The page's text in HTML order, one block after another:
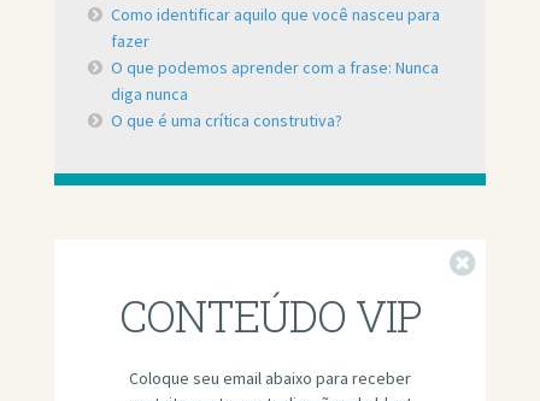
Como identificar aquilo que você nasceu para
fazer
O que podemos aprender com a frase: Nunca
diga nunca
O que é uma crítica construtiva?
CONTEÚDO VIP
Coloque seu email abaixo para receber